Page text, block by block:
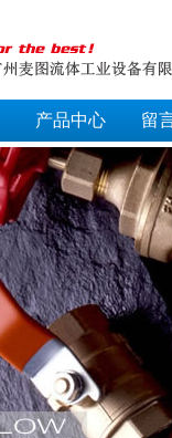
产品中心 留